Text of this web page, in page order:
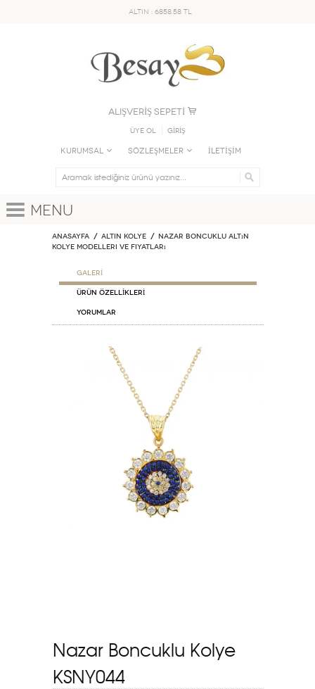
ALTIN : 6858.58 TL
ALIŞVERİŞ SEPETİ
Üye Ol GİRİŞ
KURUMSAL SÖZLEŞMELER İLETİŞİM
Menu
Anasayfa ALTIN KOLYE
Nazar Boncuklu Altın
Kolye Modelleri ve Fiyatları
GALERİ
ÜRÜN ÖZELLİKLERİ
Yorumlar
Nazar Boncuklu Kolye
KSNY044